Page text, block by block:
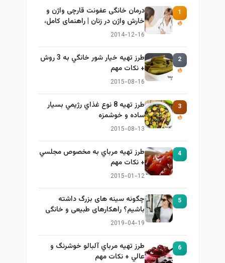
1
درمان خانگی عفونت قارچی واژن و
خارش واژن در زنان | راهنمای کامل،
ایمن و کاربردی
2014-12-16
2
طرز تهيه خیار شور خانگي به 3 روش
+ نكات مهم
2015-08-16
3
طرز تهيه 8 نوع غذاي رژيمي بسيار
ساده و خوشمزه
2015-08-13
4
طرز تهيه مرباي به مخصوص مجلسي
+ نكات مهم
2015-01-12
5
چگونه سینه های بزرگ داشته
باشیم؟ راهکارهای طبیعی و خانگی
برای بزرگ کردن سینه
2019-04-19
6
طرز تهيه مرباي آلبالو خوشرنگ و
عالي + نكات مهم